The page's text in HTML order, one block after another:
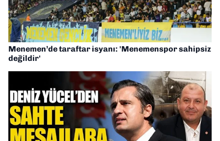
Menemen’de taraftar isyanı: 'Menemenspor sahipsiz
değildir'